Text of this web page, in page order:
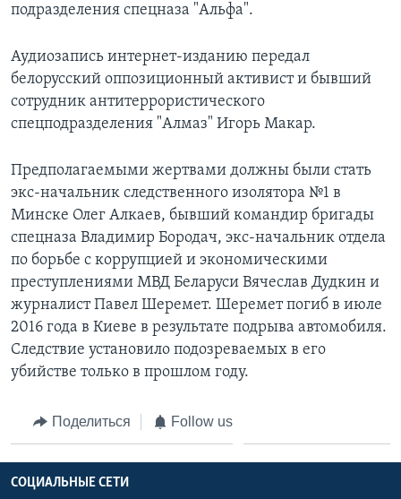
подразделения спецназа "Альфа".
Аудиозапись интернет-изданию передал
белорусский оппозиционный активист и бывший
сотрудник антитеррористического
спецподразделения "Алмаз" Игорь Макар.
Предполагаемыми жертвами должны были стать
экс-начальник следственного изолятора №1 в
Минске Олег Алкаев, бывший командир бригады
спецназа Владимир Бородач, экс-начальник отдела
по борьбе с коррупцией и экономическими
преступлениями МВД Беларуси Вячеслав Дудкин и
журналист Павел Шеремет. Шеремет погиб в июле
2016 года в Киеве в результате подрыва автомобиля.
Следствие установило подозреваемых в его
убийстве только в прошлом году.
Поделиться Follow us
СОЦИАЛЬНЫЕ СЕТИ